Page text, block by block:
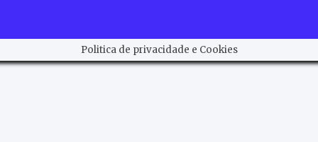
Politica de privacidade e Cookies